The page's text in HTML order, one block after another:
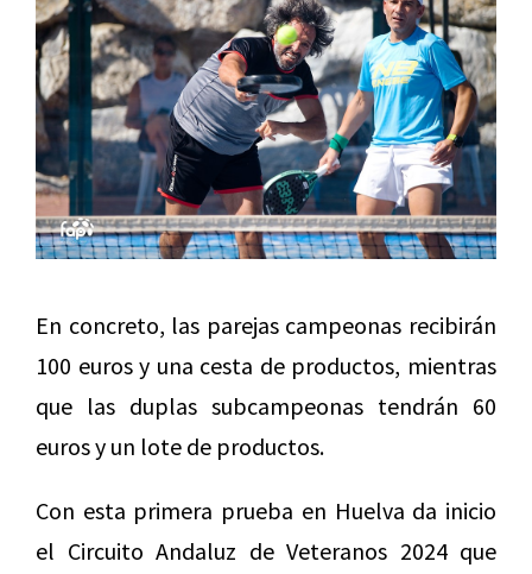
En concreto, las parejas campeonas recibirán
100 euros y una cesta de productos, mientras
que las duplas subcampeonas tendrán 60
euros y un lote de productos.
Con esta primera prueba en Huelva da inicio
el Circuito Andaluz de Veteranos 2024 que